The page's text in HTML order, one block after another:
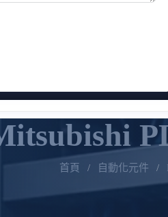
首頁 / 自動化元件 /